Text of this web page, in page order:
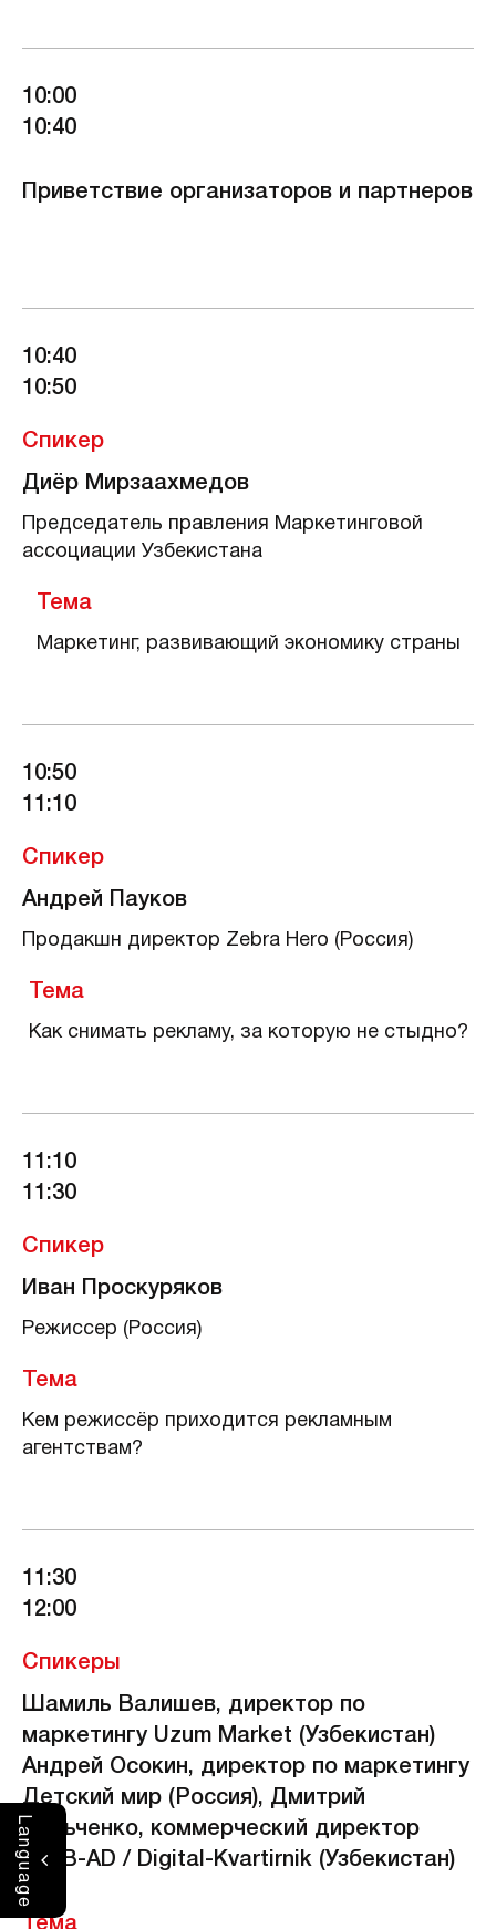
10:00
10:40
Приветствие организаторов и партнеров
10:40
10:50
Спикер
Диёр Мирзаахмедов
Председатель правления Маркетинговой
ассоциации Узбекистана
Тема
Маркетинг, развивающий экономику страны
10:50
11:10
Спикер
Андрей Пауков
Продакшн директор Zebra Hero (Россия)
Тема
Как снимать рекламу, за которую не стыдно?
11:10
11:30
Спикер
Иван Проскуряков
Режиссер (Россия)
Тема
Кем режиссёр приходится рекламным
агентствам?
11:30
12:00
Спикеры
Шамиль Валишев, директор по
маркетингу Uzum Market (Узбекистан)
Андрей Осокин, директор по маркетингу
Детский мир (Россия), Дмитрий
Бельченко, коммерческий директор
SIMB-AD / Digital-Kvartirnik (Узбекистан)
Тема
L
a
n
g
u
a
g
e